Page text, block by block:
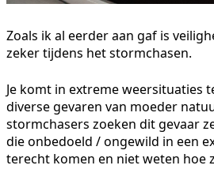
Zoals ik al eerder aan gaf is
zeker tijdens het stormchasen.
Je komt in extreme weersituaties
diverse gevaren van moeder
stormchasers zoeken dit gevaar
die onbedoeld / ongewild in een
terecht komen en niet weten hoe